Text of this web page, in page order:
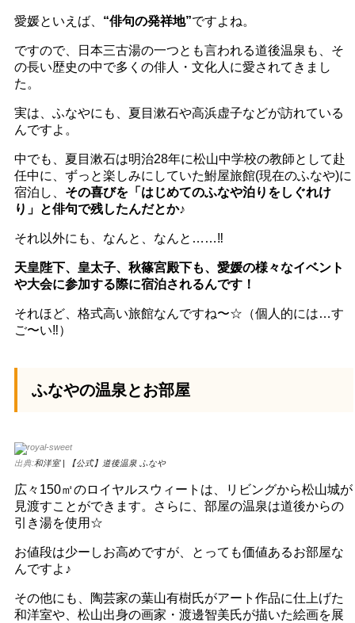
愛媛といえば、 “俳句の発祥地”ですよね。
ですので、日本三古湯の一つとも言われる道後温泉も、そ
の長い歴史の中で多くの俳人・文化人に愛されてきまし
た。
実は、ふなやにも、夏目漱石や高浜虚子などが訪れている
んですよ。
中でも、夏目漱石は明治28年に松山中学校の教師として赴
任中に、ずっと楽しみにしていた鮒屋旅館(現在のふなや)に
宿泊し、 その喜びを「はじめてのふなや泊りをしぐれけ
り」と俳句で残したんだとか♪
それ以外にも、なんと、なんと……‼️
天皇陛下、皇太子、秋篠宮殿下も、愛媛の様々なイベント
や大会に参加する際に宿泊されるんです！
それほど、格式高い旅館なんですね〜☆（個人的には…す
ご〜い‼︎）
ふなやの温泉とお部屋
出典:和洋室 | 【公式】道後温泉 ふなや
広々150㎡のロイヤルスウィートは、リビングから松山城が
見渡すことができます。さらに、部屋の温泉は道後からの
引き湯を使用☆
お値段は少ーしお高めですが、とっても価値あるお部屋な
んですよ♪
その他にも、陶芸家の葉山有樹氏がアート作品に仕上げた
和洋室や、松山出身の画家・渡邊智美氏が描いた絵画を展